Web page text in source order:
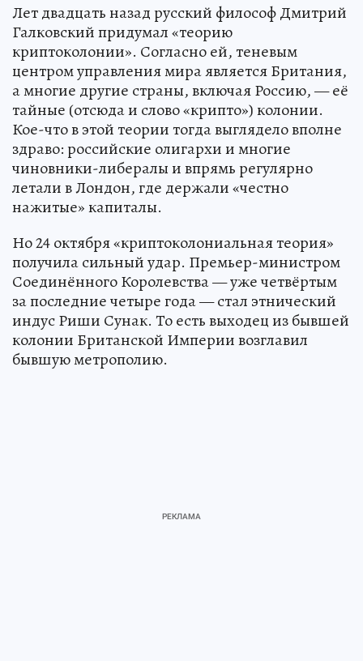
Лет двадцать назад русский философ Дмитрий
Галковский придумал «теорию
криптоколонии». Согласно ей, теневым
центром управления мира является Британия,
а многие другие страны, включая Россию, — её
тайные (отсюда и слово «крипто») колонии.
Кое-что в этой теории тогда выглядело вполне
здраво: российские олигархи и многие
чиновники-либералы и впрямь регулярно
летали в Лондон, где держали «честно
нажитые» капиталы.
Но 24 октября «криптоколониальная теория»
получила сильный удар. Премьер-министром
Соединённого Королевства — уже четвёртым
за последние четыре года — стал этнический
индус Риши Сунак. То есть выходец из бывшей
колонии Британской Империи возглавил
бывшую метрополию.